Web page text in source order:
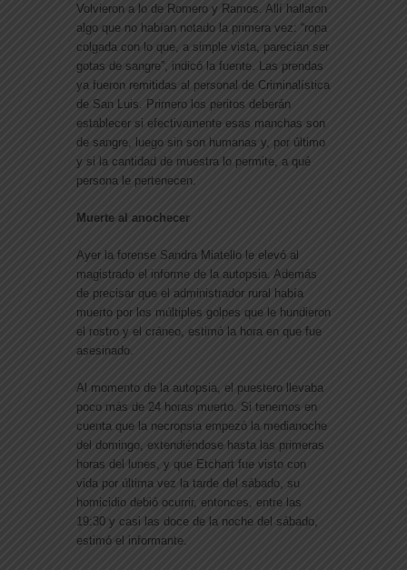
Volvieron a lo de Romero y Ramos. Allí hallaron
algo que no habían notado la primera vez: “ropa
colgada con lo que, a simple vista, parecían ser
gotas de sangre”, indicó la fuente. Las prendas
ya fueron remitidas al personal de Criminalística
de San Luis. Primero los peritos deberán
establecer si efectivamente esas manchas son
de sangre, luego sin son humanas y, por último
y si la cantidad de muestra lo permite, a qué
persona le pertenecen.
Muerte al anochecer
Ayer la forense Sandra Miatello le elevó al
magistrado el informe de la autopsia. Además
de precisar que el administrador rural había
muerto por los múltiples golpes que le hundieron
el rostro y el cráneo, estimó la hora en que fue
asesinado.
Al momento de la autopsia, el puestero llevaba
poco más de 24 horas muerto. Si tenemos en
cuenta que la necropsia empezó la medianoche
del domingo, extendiéndose hasta las primeras
horas del lunes, y que Etchart fue visto con
vida por última vez la tarde del sábado, su
homicidio debió ocurrir, entonces, entre las
19:30 y casi las doce de la noche del sábado,
estimó el informante.